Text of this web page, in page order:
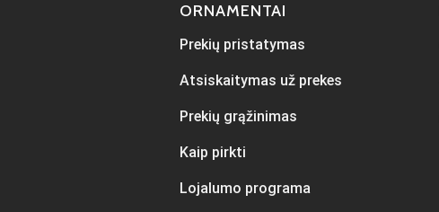
ORNAMENTAI
Prekių pristatymas
Atsiskaitymas už prekes
Prekių grąžinimas
Kaip pirkti
Lojalumo programa